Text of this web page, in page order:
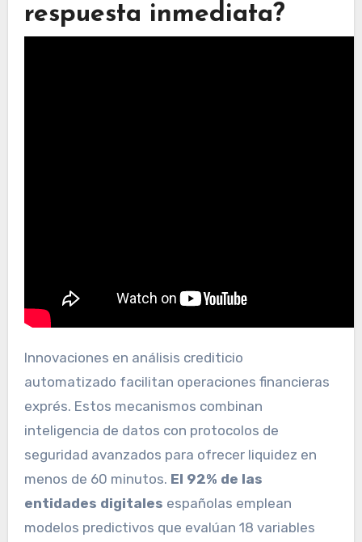
respuesta inmediata?
Innovaciones en análisis crediticio
automatizado facilitan operaciones financieras
exprés. Estos mecanismos combinan
inteligencia de datos con protocolos de
seguridad avanzados para ofrecer liquidez en
menos de 60 minutos. El 92% de las
entidades digitales españolas emplean
modelos predictivos que evalúan 18 variables